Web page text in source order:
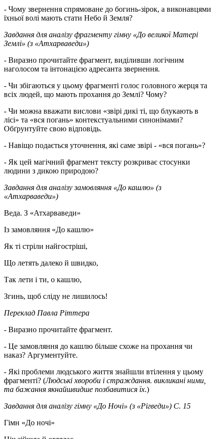
- Чому звернення спрямоване до богинь-зірок, а виконавцями
їхньої волі мають стати Небо й Земля?
Завдання для аналізу фрагменту гімну «До великої Матері
Землі» (з «Атхарваведи»)
- Виразно прочитайте фрагмент, виділивши логічним
наголосом та інтонацією адресанта звернення.
- Чи збігаються у цьому фрагменті голос головного жерця та
всіх людей, що мають прохання до Землі? Чому?
- Чи можна вважати вислови «звірі дикі ті, що блукають в
лісі» та «вся погань» контекстуальними синонімами?
Обґрунтуйте свою відповідь.
- Навіщо подається уточнення, які саме звірі - «вся погань»?
- Як цей магічний фрагмент тексту розкриває стосунки
людини з дикою природою?
Завдання для аналізу замовляння «До кашлю» (з
«Атхарваведи»)
Веда. З «Атхарваведи»
Із замовляння «До кашлю»
Як ті стріли найгостріші,
Що летять далеко й швидко,
Так лети і ти, о кашлю,
Згинь, щоб сліду не лишилось!
Переклад Павла Ріттера
- Виразно прочитайте фрагмент.
- Це замовляння до кашлю більше схоже на прохання чи
наказ? Аргументуйте.
- Які проблеми людського життя знайшли втілення у цьому
фрагменті? (Людські хвороби і страждання. викликані ними,
та бажання якнайшвидше позбавитися їх.)
Завдання для аналізу гімну «До Ночі» (з «Рігведи») С. 15
Гімн «До ночі»